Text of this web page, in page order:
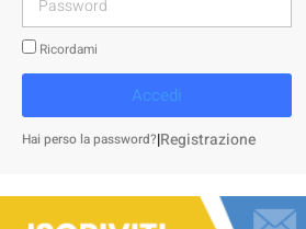
Ricordami
Accedi
Hai perso la password?|Registrazione